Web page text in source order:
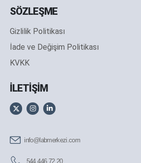
SÖZLEŞME
Gizlilik Politikası
İade ve Değişim Politikası
KVKK
İLETİŞİM
info@labmerkezi.com
544 446 72 20